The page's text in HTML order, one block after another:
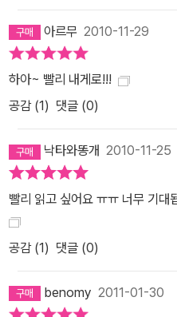
받고 있음을 알고 있습니다. 카산
산드라, 즉 아폴론에게서 미래를
의 재앙과 불행을 경고하려 할 때
함께 받은 프리아모스의 딸도 그
보는 능력을 지녔지만, 다른 사
스러운 미래를 보려 하지 않는 사
의 생각을 표현하지 못하고 있지
저주를 고발하고 싶었어요. 르 푸앵 : 왜 쓰레기 하치장이라는 어두운
배경을 선택하셨습니까? 우리 사
요? 베르베르 : 소외된 사람들이
라고 할 수 있습니다. 우리가 우리
지 않는 장소이기 때문이죠. 나는
아르무 2010-11-29
하아~ 빨리 내게로!!!
공감 (1) 댓글 (0)
낙타와똥개 2010-11-25
빨리 읽고 싶어요 ㅠㅠ 너무 기대
공감 (1) 댓글 (0)
benomy 2011-01-30